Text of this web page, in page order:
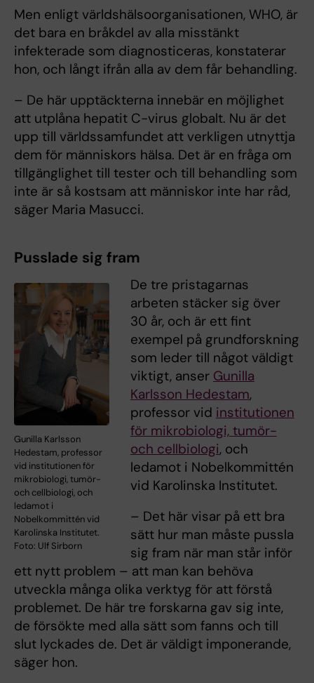
Men enligt världshälsoorganisationen, WHO, är
det bara en bråkdel av alla misstänkt
infekterade som diagnosticeras, konstaterar
hon, och långt ifrån alla av dem får behandling.
– De här upptäckterna innebär en möjlighet
att utplåna hepatit C-virus globalt. Nu är det
upp till världssamfundet att verkligen utnyttja
dem för människors hälsa. Det är en fråga om
tillgänglighet till tester och till behandling som
inte är så kostsam att människor inte har råd,
säger Maria Masucci.
Pusslade sig fram
Gunilla Karlsson
Hedestam, professor
vid institutionen för
mikrobiologi, tumör-
och cellbiologi, och
ledamot i
Nobelkommittén vid
Karolinska Institutet.
Foto: Ulf Sirborn
De tre pristagarnas
arbeten stäcker sig över
30 år, och är ett fint
exempel på grundforskning
som leder till något väldigt
viktigt, anser Gunilla
Karlsson Hedestam,
professor vid institutionen
för mikrobiologi, tumör-
och cellbiologi, och
ledamot i Nobelkommittén
vid Karolinska Institutet.
– Det här visar på ett bra
sätt hur man måste pussla
sig fram när man står inför
ett nytt problem – att man kan behöva
utveckla många olika verktyg för att förstå
problemet. De här tre forskarna gav sig inte,
de försökte med alla sätt som fanns och till
slut lyckades de. Det är väldigt imponerande,
säger hon.